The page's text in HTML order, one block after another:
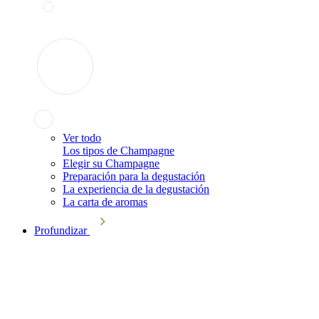
Ver todo
Los tipos de Champagne
Elegir su Champagne
Preparación para la degustación
La experiencia de la degustación
La carta de aromas
Profundizar